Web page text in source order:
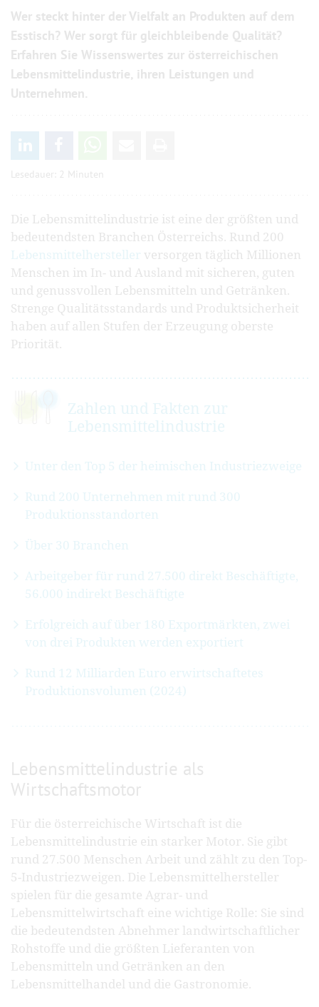
Wer steckt hinter der Vielfalt an Produkten auf dem
Esstisch? Wer sorgt für gleichbleibende Qualität?
Erfahren Sie Wissenswertes zur österreichischen
Lebensmittelindustrie, ihren Leistungen und
Unternehmen.
Lesedauer: 2 Minuten
Die Lebensmittelindustrie ist eine der größten und
bedeutendsten Branchen Österreichs. Rund 200
Lebensmittelhersteller versorgen täglich Millionen
Menschen im In- und Ausland mit sicheren, guten
und genussvollen Lebensmitteln und Getränken.
Strenge Qualitätsstandards und Produktsicherheit
haben auf allen Stufen der Erzeugung oberste
Priorität.
Zahlen und Fakten zur
Lebensmittel­industrie
Unter den Top 5 der heimischen Industriezweige
Rund 200 Unternehmen mit rund 300
Produktionsstandorten
Über 30 Branchen
Arbeitgeber für rund 27.500 direkt Beschäftigte,
56.000 indirekt Beschäftigte
Erfolgreich auf über 180 Exportmärkten, zwei
von drei Produkten werden exportiert
Rund 12 Milliarden Euro erwirtschaftetes
Produktionsvolumen (2024)
Lebensmittelindustrie als
Wirtschaftsmotor
Für die österreichische Wirtschaft ist die
Lebensmittelindustrie ein starker Motor. Sie gibt
rund 27.500 Menschen Arbeit und zählt zu den Top-
5-Industriezweigen. Die Lebensmittelhersteller
spielen für die gesamte Agrar- und
Lebensmittelwirtschaft eine wichtige Rolle: Sie sind
die bedeutendsten Abnehmer landwirtschaftlicher
Rohstoffe und die größten Lieferanten von
Lebensmitteln und Getränken an den
Lebensmittelhandel und die Gastronomie.